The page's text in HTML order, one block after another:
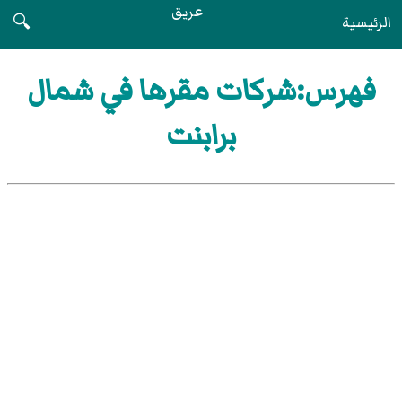
الرئيسية عريق
🔍
فهرس:شركات مقرها في شمال
برابنت